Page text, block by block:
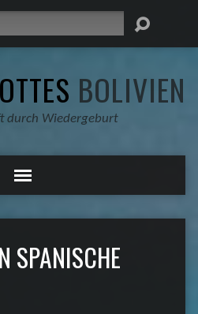
BOLIVIEN
durch Wiedergeburt
SPANISCHE